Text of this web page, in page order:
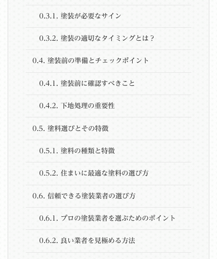
0.3.1. 塗装が必要なサイン
0.3.2. 塗装の適切なタイミングとは？
0.4. 塗装前の準備とチェックポイント
0.4.1. 塗装前に確認すべきこと
0.4.2. 下地処理の重要性
0.5. 塗料選びとその特徴
0.5.1. 塗料の種類と特徴
0.5.2. 住まいに最適な塗料の選び方
0.6. 信頼できる塗装業者の選び方
0.6.1. プロの塗装業者を選ぶためのポイント
0.6.2. 良い業者を見極める方法